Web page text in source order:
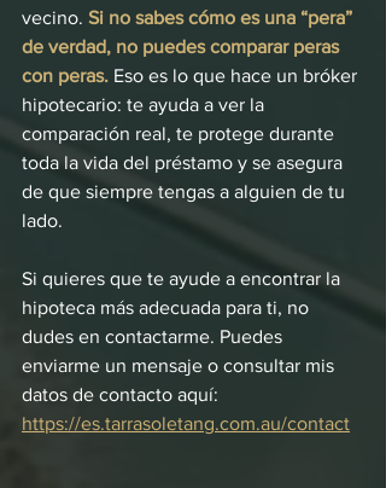
vecino. Si no sabes cómo es una “pera”
de verdad, no puedes comparar peras
con peras. Eso es lo que hace un bróker
hipotecario: te ayuda a ver la
comparación real, te protege durante
toda la vida del préstamo y se asegura
de que siempre tengas a alguien de tu
lado.
Si quieres que te ayude a encontrar la
hipoteca más adecuada para ti, no
dudes en contactarme. Puedes
enviarme un mensaje o consultar mis
datos de contacto aquí:
https://es.tarrasoletang.com.au/contact